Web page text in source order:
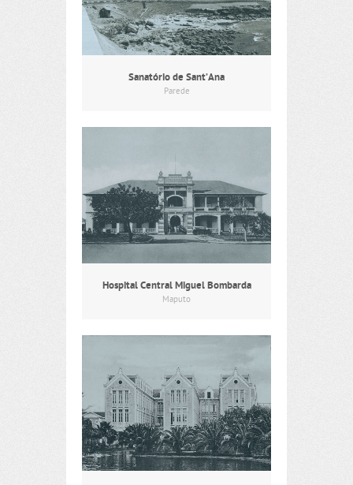
Sanatório de Sant’Ana
Parede
Hospital Central Miguel Bombarda
Maputo